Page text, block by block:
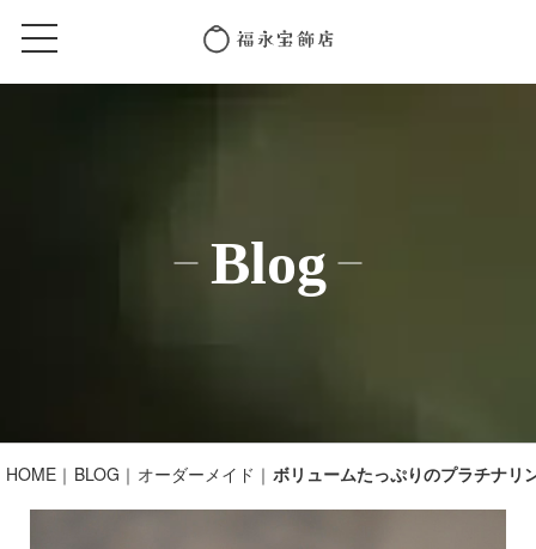
Blog
HOME BLOG オーダーメイド ボリュームたっぷりのプラチナリ